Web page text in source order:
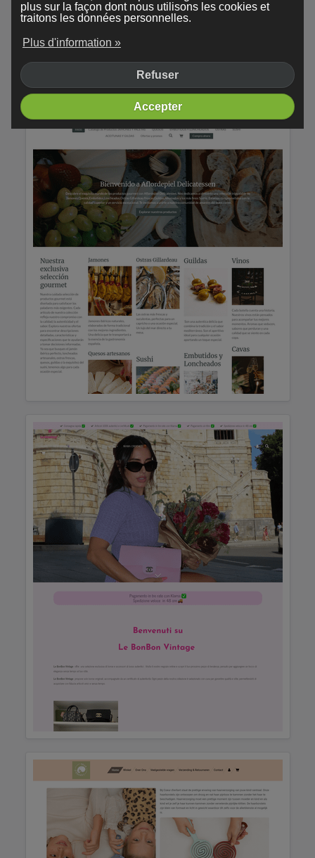
plus sur la façon dont nous utilisons les cookies et
traitons les données personnelles.
Plus d'information »
Refuser
Accepter